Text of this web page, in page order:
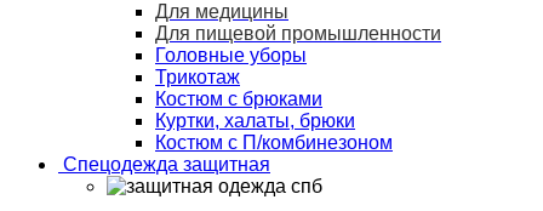
Для медицины
Для пищевой промышленности
Головные уборы
Трикотаж
Костюм с брюками
Куртки, халаты, брюки
Костюм с П/комбинезоном
Спецодежда защитная